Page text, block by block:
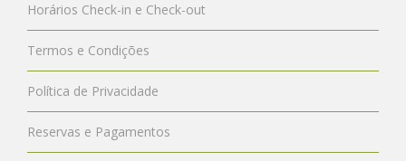
Horários Check-in e Check-out
Termos e Condições
Política de Privacidade
Reservas e Pagamentos